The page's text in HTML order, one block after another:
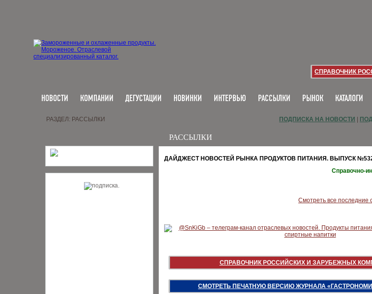
СПРАВОЧНИК
НОВОСТИ КОМПАНИИ ДЕГУСТАЦИИ НОВИНКИ ИНТЕРВЬЮ РАССЫЛКИ РЫНОК КАТАЛОГИ
РАЗДЕЛ: РАССЫЛКИ ПОДПИСКА НА НОВОСТИ
РАССЫЛКИ
ДАЙДЖЕСТ НОВОСТЕЙ РЫНКА ПРОДУКТОВ ПИТАНИЯ. ВЫПУСК №532
Справочно-
Смотреть все последние
СПРАВОЧНИК РОССИЙСКИХ И ЗАРУБЕЖНЫХ
СМОТРЕТЬ ПЕЧАТНУЮ ВЕРСИЮ ЖУРНАЛА